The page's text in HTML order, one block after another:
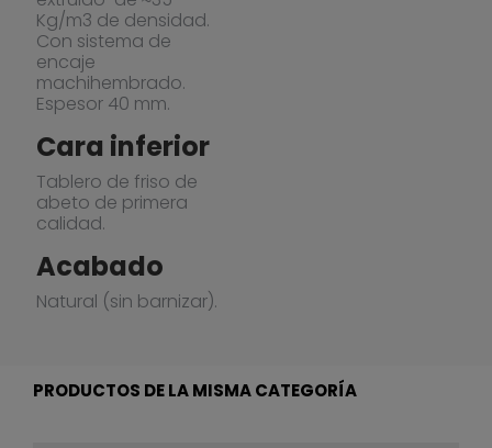
Kg/m3 de densidad.
Con sistema de
encaje
machihembrado.
Espesor 40 mm.
Cara inferior
Tablero de friso de
abeto de primera
calidad.
Acabado
Natural (sin barnizar).
PRODUCTOS DE LA MISMA CATEGORÍA